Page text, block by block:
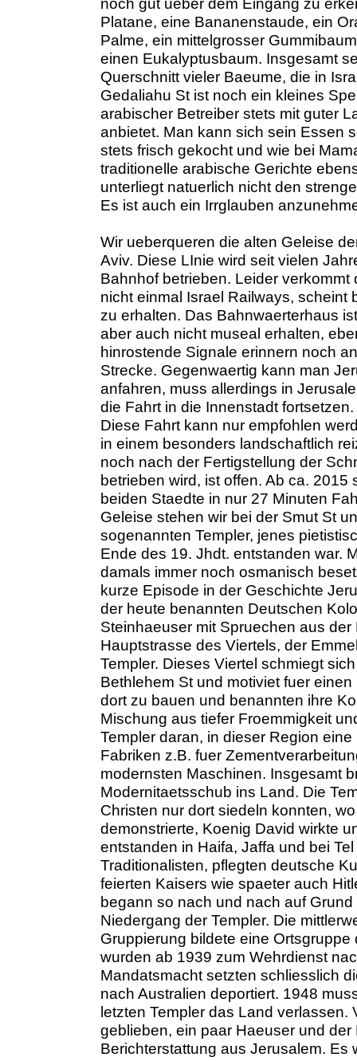
Platane, eine Bananenstaude, ein
Palme, ein mittelgrosser
einen Eukalyptusbaum. Insgesamt
Querschnitt vieler Baeume, die in
Gedaliahu St ist noch ein kleines
arabischer Betreiber stets mit guter
anbietet. Man kann sich sein Essen
stets frisch gekocht und wie bei
traditionelle arabische Gerichte
unterliegt natuerlich nicht den
Es ist auch ein Irrglauben
Wir ueberqueren die alten Geleise
Aviv. Diese LInie wird seit vielen
Bahnhof betrieben. Leider
nicht einmal Israel Railways,
zu erhalten. Das Bahnwaerterhaus
aber auch nicht museal erhalten,
hinrostende Signale erinnern noch
Strecke. Gegenwaertig kann man
anfahren, muss allerdings in
die Fahrt in die Innenstadt fortsetzen.
Diese Fahrt kann nur empfohlen
in einem besonders landschaftlich
noch nach der Fertigstellung der
betrieben wird, ist offen. Ab ca.
beiden Staedte in nur 27 Minuten
Geleise stehen wir bei der Smut St
sogenannten Templer, jenes
Ende des 19. Jhdt. entstanden war.
damals immer noch osmanisch
kurze Episode in der Geschichte
der heute benannten Deutschen
Steinhaeuser mit Spruechen aus
Hauptstrasse des Viertels, der
Templer. Dieses Viertel schmiegt
Bethlehem St und motiviet fuer
dort zu bauen und benannten ihre
Mischung aus tiefer Froemmigkeit
Templer daran, in dieser Region
Fabriken z.B. fuer
modernsten Maschinen. Insgesamt
Modernitaetsschub ins Land. Die
Christen nur dort siedeln konnten,
demonstrierte, Koenig David wirkte
entstanden in Haifa, Jaffa und bei
Traditionalisten, pflegten deutsche
feierten Kaisers wie spaeter auch
begann so nach und nach auf
Niedergang der Templer. Die
Gruppierung bildete eine
wurden ab 1939 zum Wehrdienst
Mandatsmacht setzten schliesslich
nach Australien deportiert. 1948
letzten Templer das Land verlassen.
geblieben, ein paar Haeuser und
Berichterstattung aus Jerusalem. Es